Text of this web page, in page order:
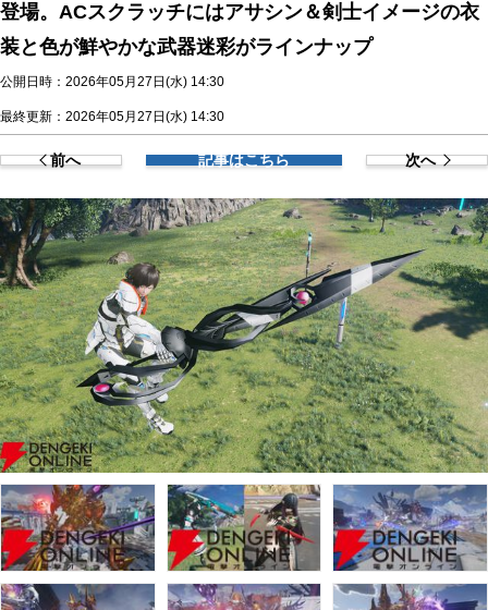
登場。ACスクラッチにはアサシン＆剣士イメージの衣
装と色が鮮やかな武器迷彩がラインナップ
公開日時：2026年05月27日(水) 14:30
最終更新：2026年05月27日(水) 14:30
前へ 記事はこちら 次へ